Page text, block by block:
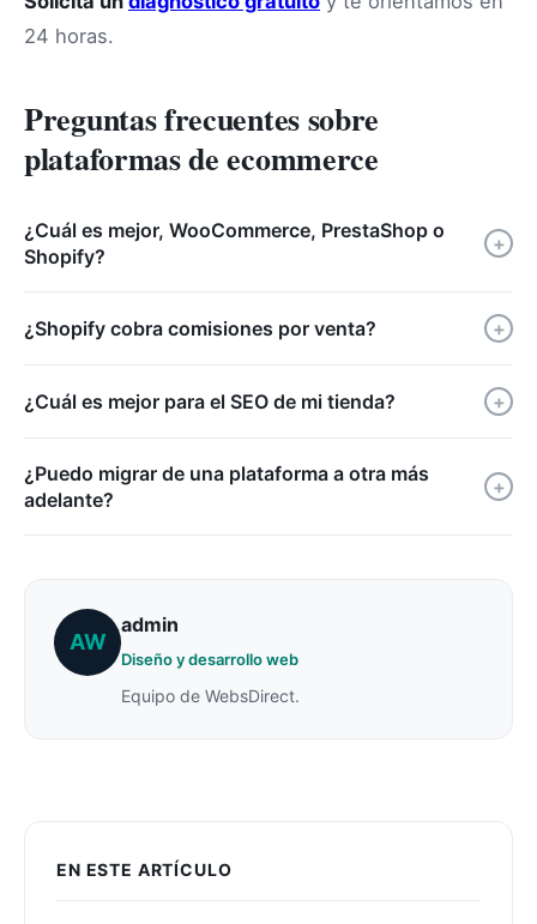
EN ESTE ARTÍCULO
24 horas.
Preguntas frecuentes sobre
plataformas de ecommerce
¿Cuál es mejor, WooCommerce, PrestaShop o
Shopify?
+
¿Shopify cobra comisiones por venta? +
¿Cuál es mejor para el SEO de mi tienda? +
¿Puedo migrar de una plataforma a otra más
adelante?
+
AW
admin
Diseño y desarrollo web
Equipo de WebsDirect.